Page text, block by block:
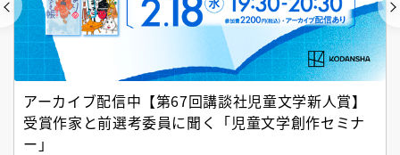
アーカイブ配信中【第67回講談社児童文学新人賞】
受賞作家と前選考委員に聞く「児童文学創作セミナ
ー」